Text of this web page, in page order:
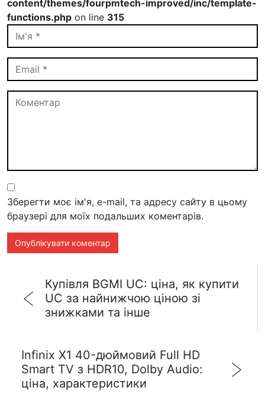
content/themes/fourpmtech-improved/inc/template-
functions.php on line 315
Зберегти моє ім'я, e-mail, та адресу сайту в цьому
браузері для моїх подальших коментарів.
Купівля BGMI UC: ціна, як купити
UC за найнижчою ціною зі
знижками та інше
Infinix X1 40-дюймовий Full HD
Smart TV з HDR10, Dolby Audio:
ціна, характеристики